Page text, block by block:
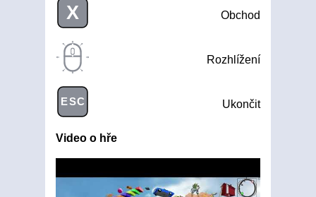
X Obchod
Rozhlížení
ESC Ukončit
Video o hře